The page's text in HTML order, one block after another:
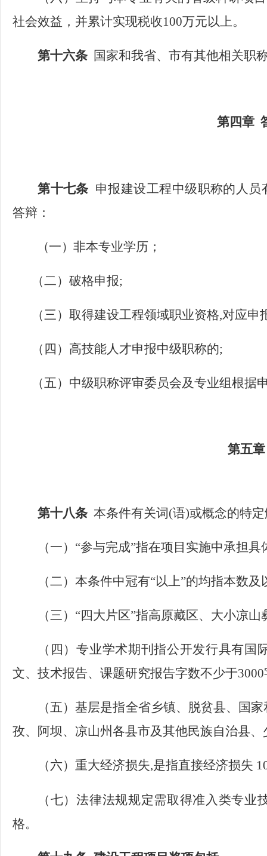
社会效益，并累计实现税收100万元以上。
第十六条 国家和我省、市有其他相关职
第四章
第十七条 申报建设工程中级职称的人员
答辩：
（一）非本专业学历；
（二）破格申报;
（三）取得建设工程领域职业资格,对应申
（四）高技能人才申报中级职称的;
（五）中级职称评审委员会及专业组根
第五章
第十八条 本条件有关词(语)或概念的特
（一） “参与完成”指在项目实施中承担
（二）本条件中冠有“以上”的均指本数及
（三） “四大片区”指高原藏区、大小凉
（四）专业学术期刊指公开发行具有国
文、技术报告、课题研究报告字数不少于3000
（五）基层是指全省乡镇、脱贫县、国
孜、阿坝、凉山州各县市及其他民族自治县
（六）重大经济损失,是指直接经济损失
（七）法律法规规定需取得准入类专业
格。